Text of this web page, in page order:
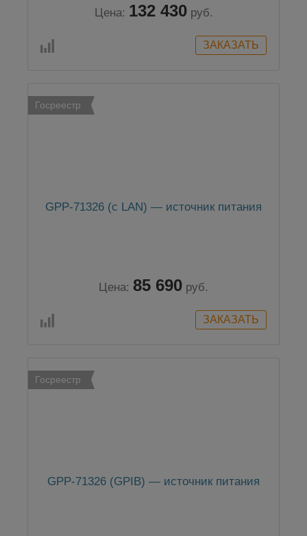
Цена: 132 430 руб.
Госреестр
GPP-71326 (c LAN) — источник питания
Цена: 85 690 руб.
Госреестр
GPP-71326 (GPIB) — источник питания